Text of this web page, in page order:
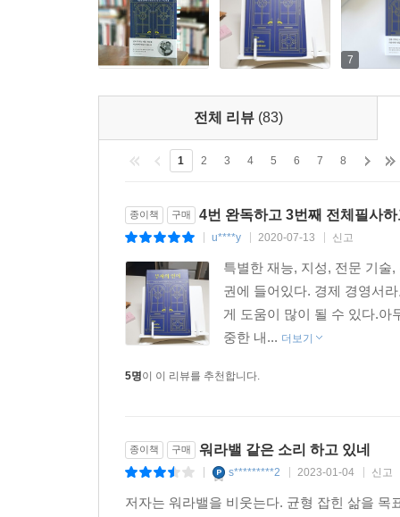
7
전체 리뷰 (83)
1 2 3 4 5 6 7 8
종이책 구매 4번 완독하고 3번째 전체필사
u****y 2020-07-13 신고
특별한 재능, 지성, 전문 기술
권에 들어있다. 경제 경영서
게 도움이 많이 될 수 있다.아
중한 내... 더보기
5명이 이 리뷰를 추천합니다.
종이책 구매 워라밸 같은 소리 하고 있네
s*********2 2023-01-04 신고
저자는 워라밸을 비웃는다. 균형 잡힌 삶을